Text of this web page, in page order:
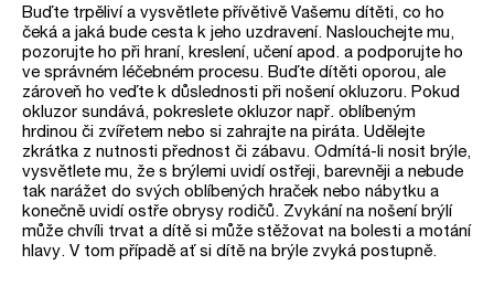
Buďte trpěliví a vysvětlete přívětivě Vašemu dítěti, co ho
čeká a jaká bude cesta k jeho uzdravení. Naslouchejte mu,
pozorujte ho při hraní, kreslení, učení apod. a podporujte ho
ve správném léčebném procesu. Buďte dítěti oporou, ale
zároveň ho veďte k důslednosti při nošení okluzoru. Pokud
okluzor sundává, pokreslete okluzor např. oblíbeným
hrdinou či zvířetem nebo si zahrajte na piráta. Udělejte
zkrátka z nutnosti přednost či zábavu. Odmítá-li nosit brýle,
vysvětlete mu, že s brýlemi uvidí ostřeji, barevněji a nebude
tak narážet do svých oblíbených hraček nebo nábytku a
konečně uvidí ostře obrysy rodičů. Zvykání na nošení brýlí
může chvíli trvat a dítě si může stěžovat na bolesti a motání
hlavy. V tom případě ať si dítě na brýle zvyká postupně.